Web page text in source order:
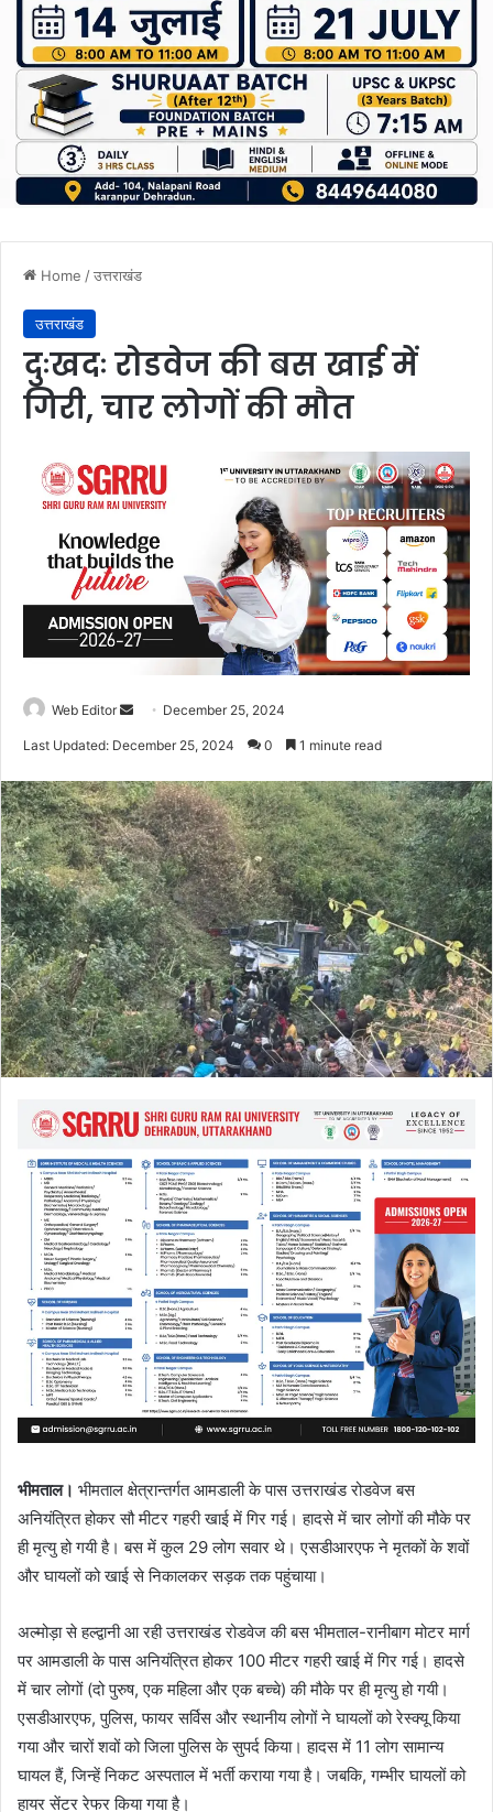
Home /उत्तराखंड
उत्तराखंड
दुःखदः रोडवेज की बस खाई में
गिरी, चार लोगों की मौत
Web Editor
d
a
n
e
m
a
i
l
December 25, 2024
Last Updated: December 25, 2024 0 1 minute read
भीमताल। भीमताल क्षेत्रान्तर्गत आमडाली के पास उत्तराखंड रोडवेज बस
अनियंत्रित होकर सौ मीटर गहरी खाई में गिर गई। हादसे में चार लोगों की मौके पर
ही मृत्यु हो गयी है। बस में कुल 29 लोग सवार थे। एसडीआरएफ ने मृतकों के शवों
और घायलों को खाई से निकालकर सड़क तक पहुंचाया।
अल्मोड़ा से हल्द्वानी आ रही उत्तराखंड रोडवेज की बस भीमताल-रानीबाग मोटर मार्ग
पर आमडाली के पास अनियंत्रित होकर 100 मीटर गहरी खाई में गिर गई। हादसे
में चार लोगों (दो पुरुष, एक महिला और एक बच्चे) की मौके पर ही मृत्यु हो गयी।
एसडीआरएफ, पुलिस, फायर सर्विस और स्थानीय लोगों ने घायलों को रेस्क्यू किया
गया और चारों शवों को जिला पुलिस के सुपर्द किया। हादस में 11 लोग सामान्य
घायल हैं, जिन्हें निकट अस्पताल में भर्ती कराया गया है। जबकि, गम्भीर घायलों को
हायर सेंटर रेफर किया गया है।